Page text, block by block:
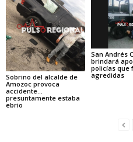
Sobrino del alcalde de
Amozoc provoca
accidente…
presuntamente estaba
ebrio
San Andrés
brindará
policías que
agredidas